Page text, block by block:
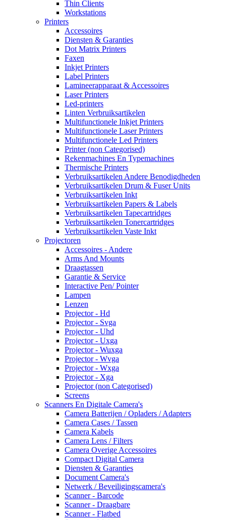
Thin Clients
Workstations
Printers
Accessoires
Diensten & Garanties
Dot Matrix Printers
Faxen
Inkjet Printers
Label Printers
Lamineerapparaat & Accessoires
Laser Printers
Led-printers
Linten Verbruiksartikelen
Multifunctionele Inkjet Printers
Multifunctionele Laser Printers
Multifunctionele Led Printers
Printer (non Categorised)
Rekenmachines En Typemachines
Thermische Printers
Verbruiksartikelen Andere Benodigdheden
Verbruiksartikelen Drum & Fuser Units
Verbruiksartikelen Inkt
Verbruiksartikelen Papers & Labels
Verbruiksartikelen Tapecartridges
Verbruiksartikelen Tonercartridges
Verbruiksartikelen Vaste Inkt
Projectoren
Accessoires - Andere
Arms And Mounts
Draagtassen
Garantie & Service
Interactive Pen/ Pointer
Lampen
Lenzen
Projector - Hd
Projector - Svga
Projector - Uhd
Projector - Uxga
Projector - Wuxga
Projector - Wvga
Projector - Wxga
Projector - Xga
Projector (non Categorised)
Screens
Scanners En Digitale Camera's
Camera Batterijen / Opladers / Adapters
Camera Cases / Tassen
Camera Kabels
Camera Lens / Filters
Camera Overige Accessoires
Compact Digital Camera
Diensten & Garanties
Document Camera's
Netwerk / Beveiligingscamera's
Scanner - Barcode
Scanner - Draagbare
Scanner - Flatbed